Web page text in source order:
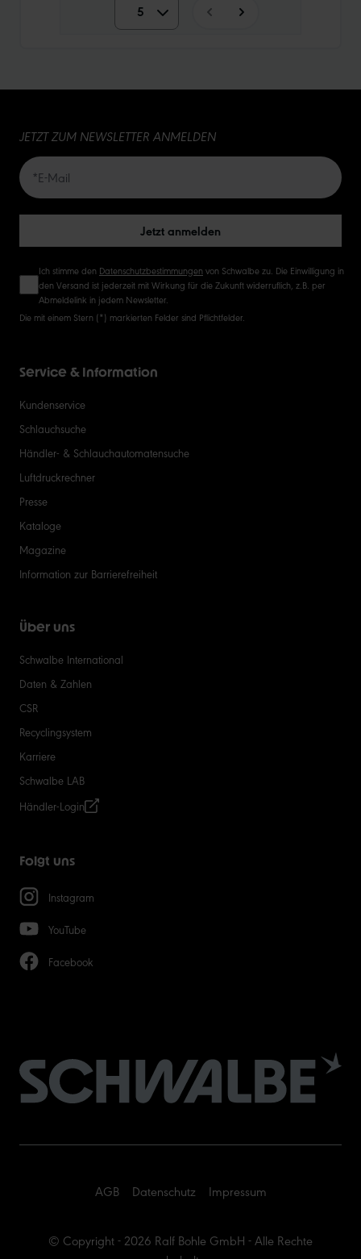
5 5
20
JETZT ZUM NEWSLETTER ANMELDEN
Jetzt anmelden
Ich stimme den Datenschutzbestimmungen von Schwalbe zu. Die Einwilligung in
den Versand ist jederzeit mit Wirkung für die Zukunft widerruflich, z.B. per
Abmeldelink in jedem Newsletter.
Die mit einem Stern (*) markierten Felder sind Pflichtfelder.
Service & Information
Kundenservice
Schlauchsuche
Händler- & Schlauchautomatensuche
Luftdruckrechner
Presse
Kataloge
Magazine
Information zur Barrierefreiheit
Über uns
Schwalbe International
Daten & Zahlen
CSR
Recyclingsystem
Karriere
Schwalbe LAB
Händler-Login
Folgt uns
Instagram
YouTube
Facebook
© Copyright - 2026 Ralf Bohle GmbH - Alle Rechte
AGB Datenschutz Impressum